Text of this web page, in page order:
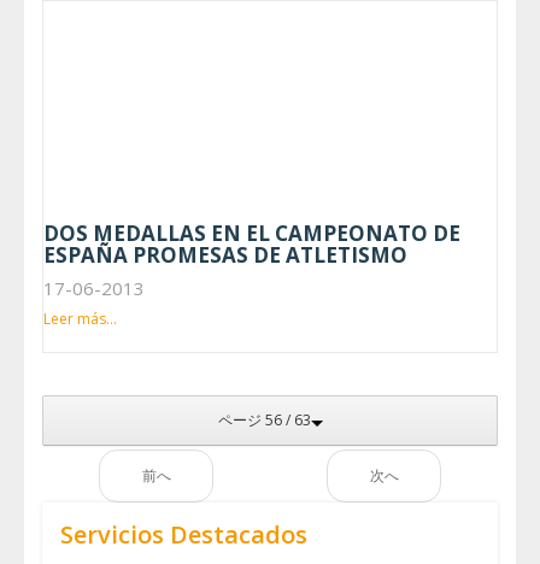
DOS MEDALLAS EN EL CAMPEONATO DE
ESPAÑA PROMESAS DE ATLETISMO
17-06-2013
Leer más...
ページ 56 / 63
前へ 次へ
Servicios Destacados